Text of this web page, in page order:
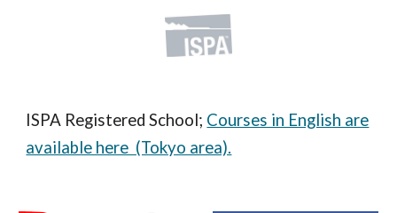
ISPA Registered School; Courses in English are
available here (Tokyo area).